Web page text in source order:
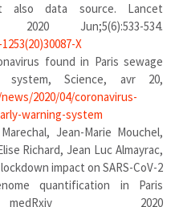
also data source. Lancet
2020 Jun;5(6):533-534.
X
found in Paris sewage
Science, avr 20,
2020/04/coronavirus-
warning-system
Jean-Marie Mouchel,
Richard, Jean Luc Almayrac,
impact on SARS-CoV-2
quantification in Paris
2020